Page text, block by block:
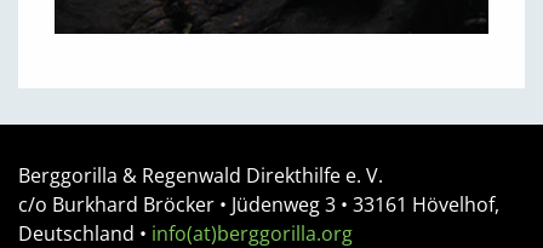
Berggorilla & Regenwald Direkthilfe e. V.
c/o Burkhard Bröcker • Jüdenweg 3 • 33161 Hövelhof,
Deutschland • info(at)berggorilla.org